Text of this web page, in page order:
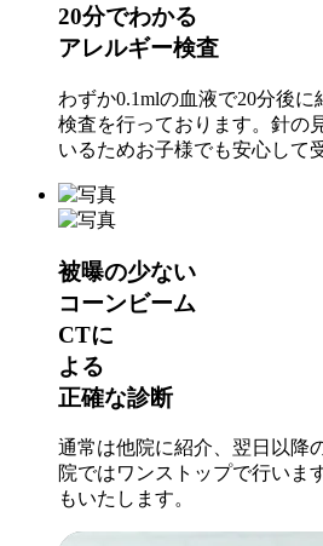
20分でわかる
アレルギー検査
わずか0.1mlの血液で20分後
検査を行っております。針の
いるためお子様でも安心して
被曝の少ない
コーンビーム
CTに
よる
正確な診断
通常は他院に紹介、翌日以降
院ではワンストップで行いま
もいたします。